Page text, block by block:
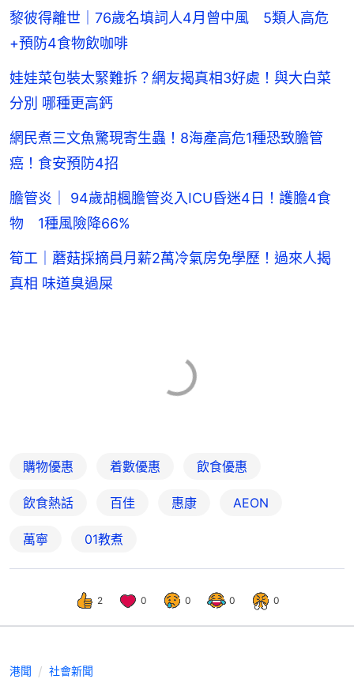
黎彼得離世｜76歲名填詞人4月曾中風 5類人高危
+預防4食物飲咖啡
娃娃菜包裝太緊難拆？網友揭真相3好處！與大白菜
分別 哪種更高鈣
網民煮三文魚驚現寄生蟲！8海產高危1種恐致膽管
癌！食安預防4招
膽管炎｜ 94歲胡楓膽管炎入ICU昏迷4日！護膽4食
物 1種風險降66%
筍工｜蘑菇採摘員月薪2萬冷氣房免學歷！過來人揭
真相 味道臭過屎
購物優惠 着數優惠 飲食優惠
飲食熱話 百佳 惠康 AEON
萬寧 01教煮
2 0 0 0 0
港聞 社會新聞